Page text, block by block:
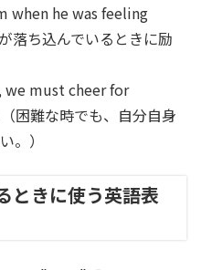
when he was feeling
落ち込んでいるときに励
we must cheer for
（困難な時でも、自分自身
。）
きに使う英語表